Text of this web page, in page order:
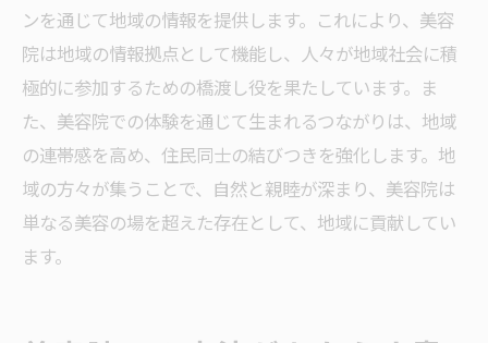
ンを通じて地域の情報を提供します。これにより、美容
院は地域の情報拠点として機能し、人々が地域社会に積
極的に参加するための橋渡し役を果たしています。ま
た、美容院での体験を通じて生まれるつながりは、地域
の連帯感を高め、住民同士の結びつきを強化します。地
域の方々が集うことで、自然と親睦が深まり、美容院は
単なる美容の場を超えた存在として、地域に貢献してい
ます。